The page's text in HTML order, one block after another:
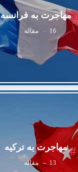
مهاجرت به فرانسه
16 مقاله
مهاجرت به ترکیه
13 مقاله